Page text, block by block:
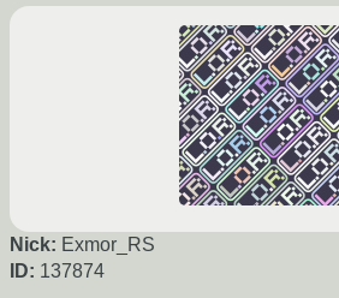
Nick: Exmor_RS
ID: 137874